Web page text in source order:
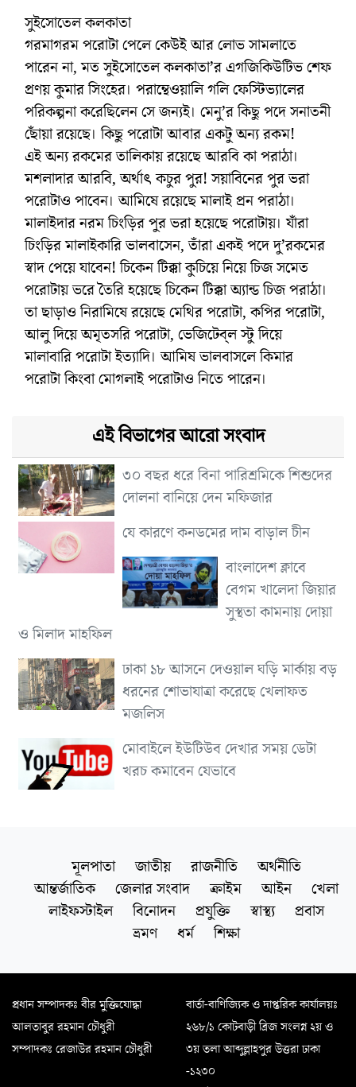
সুইসোতেল কলকাতা
গরমাগরম পরোটা পেলে কেউই আর লোভ সামলাতে
পারেন না, মত সুইসোতেল কলকাতা’র এগজিকিউটিভ শেফ
প্রণয় কুমার সিংহের। পরান্থেওয়ালি গলি ফেস্টিভ্যালের
পরিকল্পনা করেছিলেন সে জন্যই। মেনু’র কিছু পদে সনাতনী
ছোঁয়া রয়েছে। কিছু পরোটা আবার একটু অন্য রকম!
এই অন্য রকমের তালিকায় রয়েছে আরবি কা পরাঠা।
মশলাদার আরবি, অর্থাৎ কচুর পুর! সয়াবিনের পুর ভরা
পরোটাও পাবেন। আমিষে রয়েছে মালাই প্রন পরাঠা।
মালাইদার নরম চিংড়ির পুর ভরা হয়েছে পরোটায়। যাঁরা
চিংড়ির মালাইকারি ভালবাসেন, তাঁরা একই পদে দু’রকমের
স্বাদ পেয়ে যাবেন! চিকেন টিক্কা কুচিয়ে নিয়ে চিজ সমেত
পরোটায় ভরে তৈরি হয়েছে চিকেন টিক্কা অ্যান্ড চিজ পরাঠা।
তা ছাড়াও নিরামিষে রয়েছে মেথির পরোটা, কপির পরোটা,
আলু দিয়ে অমৃতসরি পরোটা, ভেজিটেব্‌ল স্টু দিয়ে
মালাবারি পরোটা ইত্যাদি। আমিষ ভালবাসলে কিমার
পরোটা কিংবা মোগলাই পরোটাও নিতে পারেন।
এই বিভাগের আরো সংবাদ
৩০ বছর ধরে বিনা পারিশ্রমিকে শিশুদের
দোলনা বানিয়ে দেন মফিজার
যে কারণে কনডমের দাম বাড়াল চীন
বাংলাদেশ ক্লাবে
বেগম খালেদা জিয়ার
সুস্থতা কামনায় দোয়া
ও মিলাদ মাহফিল
ঢাকা ১৮ আসনে দেওয়াল ঘড়ি মার্কায় বড়
ধরনের শোভাযাত্রা করেছে খেলাফত
মজলিস
মোবাইলে ইউটিউব দেখার সময় ডেটা
খরচ কমাবেন যেভাবে
মূলপাতা জাতীয় রাজনীতি
অর্থনীতি
আন্তর্জাতিক
জেলার সংবাদ ক্রাইম আইন
খেলা
লাইফস্টাইল
বিনোদন প্রযুক্তি স্বাস্থ্য
প্রবাস
ভ্রমণ
ধর্ম শিক্ষা
প্রধান সম্পাদকঃ বীর মুক্তিযোদ্ধা
আলতাবুর রহমান চৌধুরী
সম্পাদকঃ রেজাউর রহমান চৌধুরী
বার্তা-বাণিজ্যিক ও দাপ্তরিক কার্যালয়ঃ
২৬৮/১ কোটবাড়ী ব্রিজ সংলগ্ন ২য় ও
৩য় তলা আব্দুল্লাহপুর উত্তরা ঢাকা
-১২৩০